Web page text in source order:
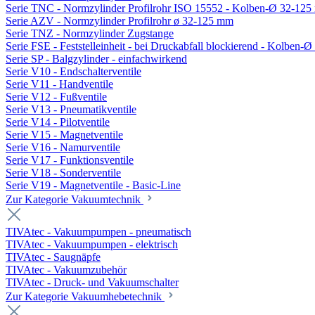
Serie TNC - Normzylinder Profilrohr ISO 15552 - Kolben-Ø 32-125
Serie AZV - Normzylinder Profilrohr ø 32-125 mm
Serie TNZ - Normzylinder Zugstange
Serie FSE - Feststelleinheit - bei Druckabfall blockierend - Kolben-Ø
Serie SP - Balgzylinder - einfachwirkend
Serie V10 - Endschalterventile
Serie V11 - Handventile
Serie V12 - Fußventile
Serie V13 - Pneumatikventile
Serie V14 - Pilotventile
Serie V15 - Magnetventile
Serie V16 - Namurventile
Serie V17 - Funktionsventile
Serie V18 - Sonderventile
Serie V19 - Magnetventile - Basic-Line
Zur Kategorie Vakuumtechnik
TIVAtec - Vakuumpumpen - pneumatisch
TIVAtec - Vakuumpumpen - elektrisch
TIVAtec - Saugnäpfe
TIVAtec - Vakuumzubehör
TIVAtec - Druck- und Vakuumschalter
Zur Kategorie Vakuumhebetechnik